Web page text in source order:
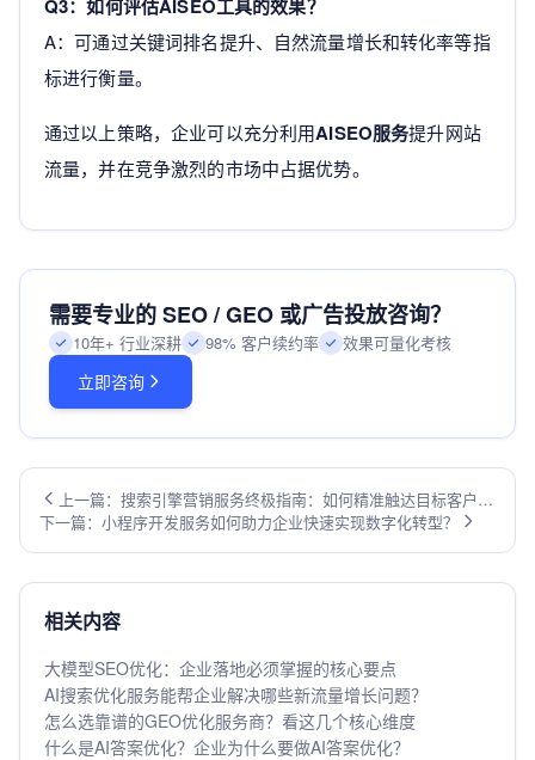
Q3：如何评估AISEO工具的效果？
A：可通过关键词排名提升、自然流量增长和转化率等指
标进行衡量。
通过以上策略，企业可以充分利用AISEO服务提升网站
流量，并在竞争激烈的市场中占据优势。
需要专业的 SEO / GEO 或广告投放咨询？
10年+ 行业深耕 98% 客户续约率 效果可量化考核
立即咨询
上一篇：搜索引擎营销服务终极指南：如何精准触达目标客户并
提升转化率
下一篇：小程序开发服务如何助力企业快速实现数字化转型？
相关内容
大模型SEO优化：企业落地必须掌握的核心要点
AI搜索优化服务能帮企业解决哪些新流量增长问题？
怎么选靠谱的GEO优化服务商？看这几个核心维度
什么是AI答案优化？企业为什么要做AI答案优化？